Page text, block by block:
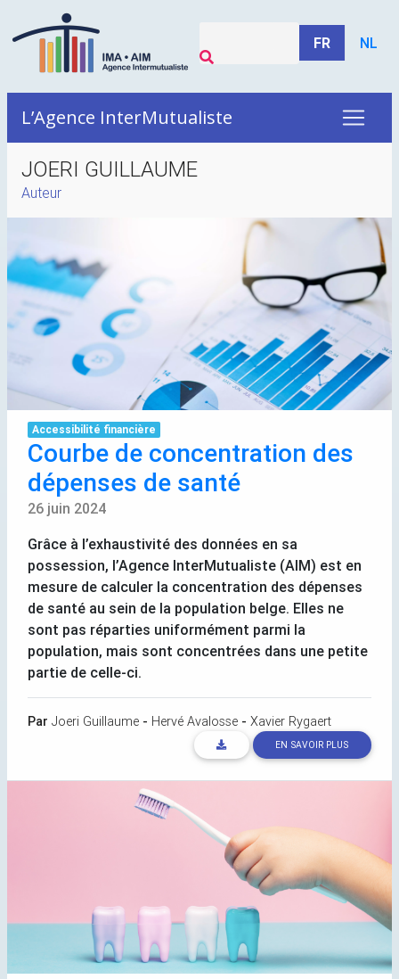
FR NL
L’Agence InterMutualiste
JOERI GUILLAUME
Auteur
Accessibilité financière
Courbe de concentration des
dépenses de santé
26 juin 2024
Grâce à l’exhaustivité des données en sa
possession, l’Agence InterMutualiste (AIM) est en
mesure de calculer la concentration des dépenses
de santé au sein de la population belge. Elles ne
sont pas réparties uniformément parmi la
population, mais sont concentrées dans une petite
partie de celle-ci.
Par Joeri Guillaume - Hervé Avalosse - Xavier Rygaert
EN SAVOIR PLUS